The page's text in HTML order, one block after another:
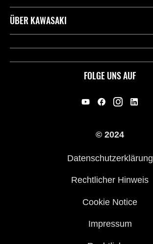
FOLGE UNS AUF
Kontaktiere uns
ÜBER KAWASAKI
Kawasaki Deutschland
© 2024
Datenschutzerklärung
Rechtlicher Hinweis
Cookie Notice
Impressum